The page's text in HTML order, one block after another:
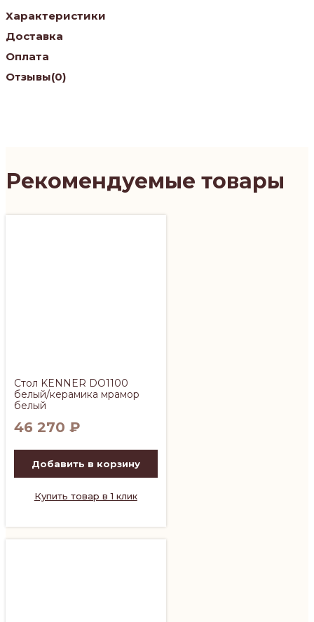
Характеристики
Доставка
Оплата
Отзывы(0)
Рекомендуемые товары
Стол KENNER DO1100
белый/керамика мрамор
белый
46 270 ₽
Добавить в корзину
Купить товар в 1 клик